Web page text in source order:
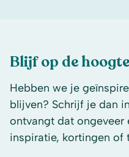
Blijf op de hoogte
Hebben we je
blijven? Schrijf je dan
ontvangt dat ongeveer
inspiratie, kortingen of